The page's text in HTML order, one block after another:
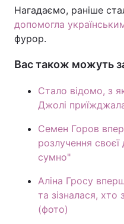
Нагадаємо, раніше
допомогла
фурор.
Вас також можуть
Стало відомо, з
Джолі
Семен Горов
розлучення
сумно"
Аліна Гросу
та зізналася, хто
(фото)